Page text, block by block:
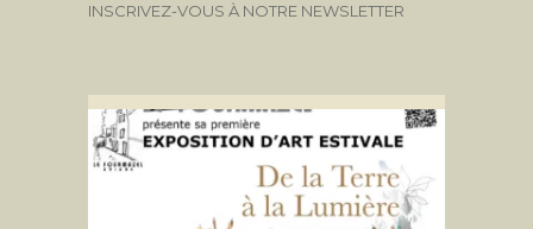
INSCRIVEZ-VOUS À NOTRE NEWSLETTER